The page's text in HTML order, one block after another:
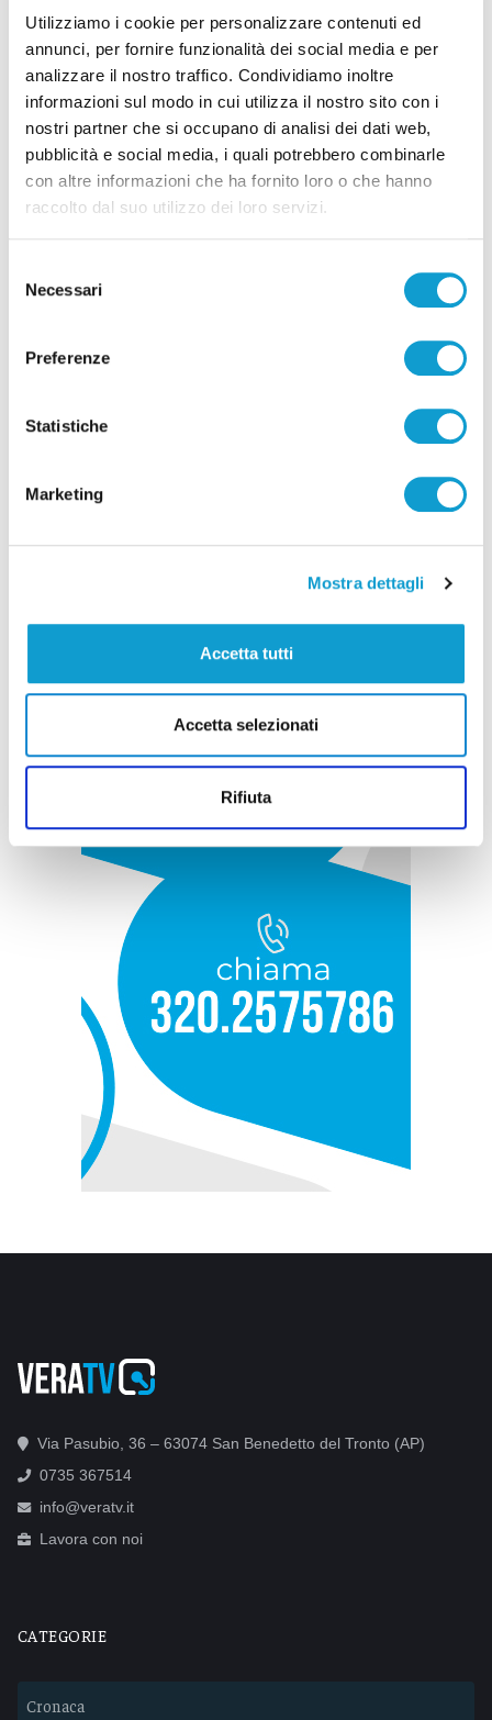
Utilizziamo i cookie per personalizzare contenuti ed
annunci, per fornire funzionalità dei social media e per
analizzare il nostro traffico. Condividiamo inoltre
informazioni sul modo in cui utilizza il nostro sito con i
nostri partner che si occupano di analisi dei dati web,
pubblicità e social media, i quali potrebbero combinarle
con altre informazioni che ha fornito loro o che hanno
raccolto dal suo utilizzo dei loro servizi.
delNecessari
Preferenze
Statistiche
Marketing
Mostra dettagli
Accetta tutti
Accetta selezionati
Rifiuta
07/08/2026
Via Pasubio, 36 – 63074 San Benedetto del Tronto (AP)
0735 367514
info@veratv.it
Lavora con noi
CATEGORIE
Cronaca